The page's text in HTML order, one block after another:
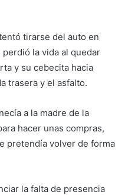
tirarse del auto en
la vida al quedar
y su cebecita hacia
trasera y el asfalto.
a la madre de la
hacer unas compras,
pretendía volver de forma
la falta de presencia